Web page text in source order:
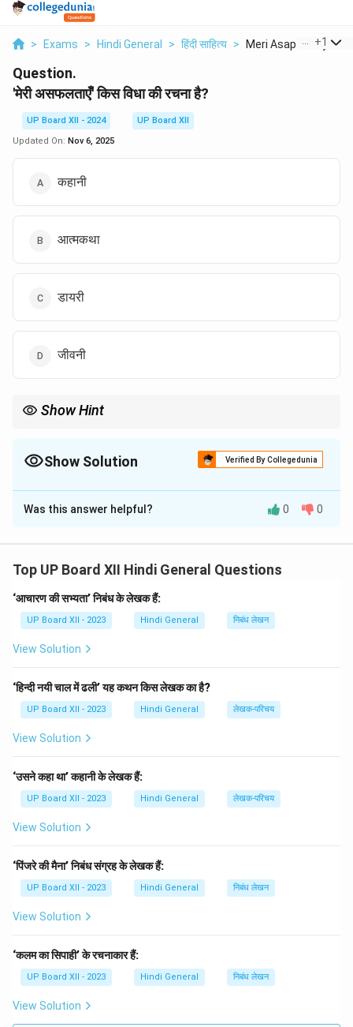
> Exams > Hindi General > हिंदी साहित्य > Meri Asaphaltayein
+1
Question.
'मेरी असफलताएँ' किस विधा की रचना है?
UP Board XII - 2024
UP Board XII
Updated On: Nov 6, 2025
कहानी
आत्मकथा
डायरी
जीवनी
Show Hint
Show Solution Verified By Collegedunia
The Correct Option isB
Solution and Explanation
साहित्यिक विधा है जिसमें लेखक अपने जीवन के अनुभवों, संघर्षों और
असफलताओं, उनके कारणों और उनसे प्राप्त शिक्षाओं का
आत्मविश्लेषण किया है।
Was this answer helpful? 0 0
Top UP Board XII Hindi General Questions
‘आचारण की सभ्यता’ निबंध के लेखक हैं:
UP Board XII - 2023 Hindi General निबंध लेखन
View Solution
‘हिन्दी नयी चाल में ढली’ यह कथन किस लेखक का है?
UP Board XII - 2023 Hindi General लेखक-परिचय
View Solution
‘उसने कहा था’ कहानी के लेखक हैं:
UP Board XII - 2023 Hindi General लेखक-परिचय
View Solution
‘पिंजरे की मैना’ निबंध संग्रह के लेखक हैं:
UP Board XII - 2023 Hindi General निबंध लेखन
View Solution
‘कलम का सिपाही’ के रचनाकार हैं:
UP Board XII - 2023 Hindi General निबंध लेखन
View Solution